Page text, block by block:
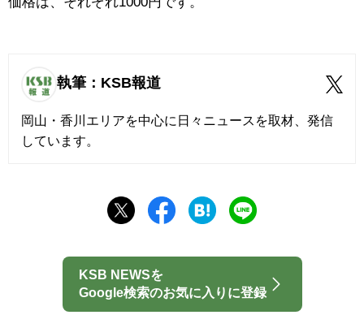
執筆：KSB報道
岡山・香川エリアを中心に日々ニュースを取材、発信
しています。
KSB NEWSを
Google検索のお気に入りに登録